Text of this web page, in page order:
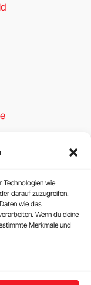
Technologien wie
darauf zuzugreifen.
wie das
Wenn du deine
Merkmale und